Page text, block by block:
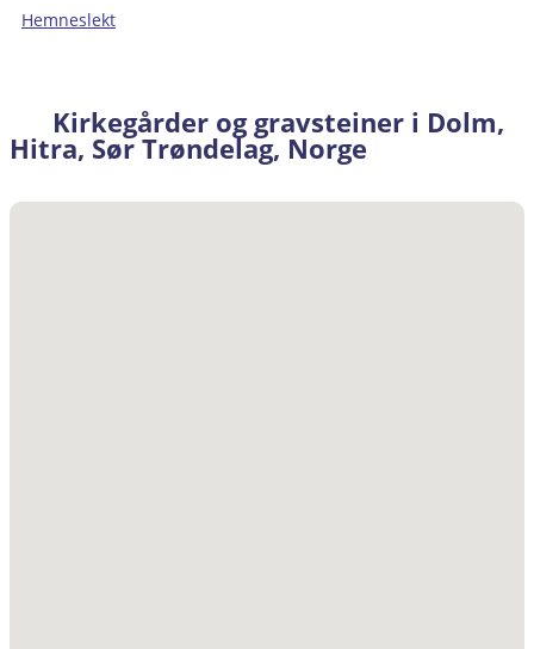
Hemneslekt
Kirkegårder og gravsteiner i Dolm,
Hitra, Sør Trøndelag, Norge